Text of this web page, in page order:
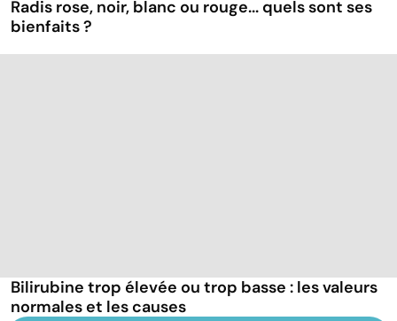
Radis rose, noir, blanc ou rouge... quels sont ses
bienfaits ?
Bilirubine trop élevée ou trop basse : les valeurs
normales et les causes